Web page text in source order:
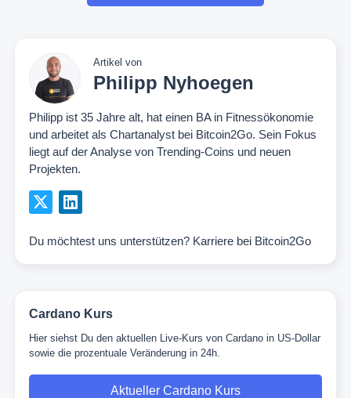
Artikel von
Philipp Nyhoegen
Philipp ist 35 Jahre alt, hat einen BA in Fitnessökonomie
und arbeitet als Chartanalyst bei Bitcoin2Go. Sein Fokus
liegt auf der Analyse von Trending-Coins und neuen
Projekten.
Du möchtest uns unterstützen? Karriere bei Bitcoin2Go
Cardano Kurs
Hier siehst Du den aktuellen Live-Kurs von Cardano in US-Dollar
sowie die prozentuale Veränderung in 24h.
Aktueller Cardano Kurs